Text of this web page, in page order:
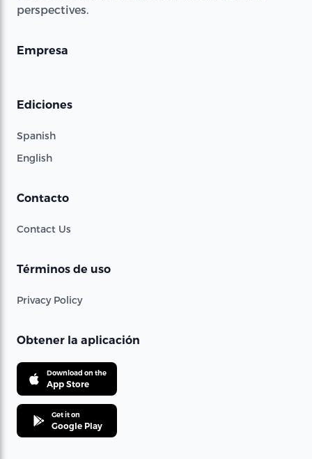
perspectives.
Empresa
Ediciones
Spanish
English
Contacto
Contact Us
Términos de uso
Privacy Policy
Obtener la aplicación
Download on the
App Store
Get it on
Google Play